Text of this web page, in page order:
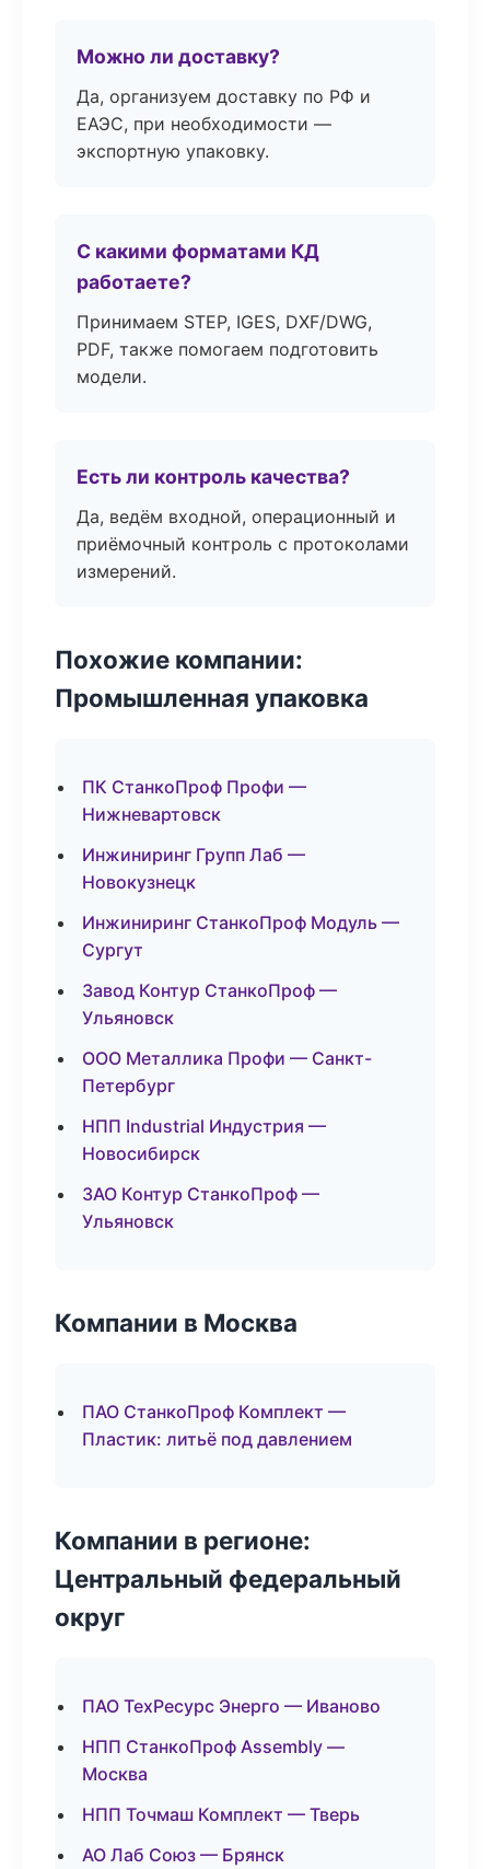
Можно ли доставку?
Да, организуем доставку по РФ и
ЕАЭС, при необходимости —
экспортную упаковку.
С какими форматами КД
работаете?
Принимаем STEP, IGES, DXF/DWG,
PDF, также помогаем подготовить
модели.
Есть ли контроль качества?
Да, ведём входной, операционный и
приёмочный контроль с протоколами
измерений.
Похожие компании:
Промышленная упаковка
ПК СтанкоПроф Профи —
Нижневартовск
Инжиниринг Групп Лаб —
Новокузнецк
Инжиниринг СтанкоПроф Модуль —
Сургут
Завод Контур СтанкоПроф —
Ульяновск
ООО Металлика Профи — Санкт-
Петербург
НПП Industrial Индустрия —
Новосибирск
ЗАО Контур СтанкоПроф —
Ульяновск
Компании в Москва
ПАО СтанкоПроф Комплект —
Пластик: литьё под давлением
Компании в регионе:
Центральный федеральный
округ
ПАО ТехРесурс Энерго — Иваново
НПП СтанкоПроф Assembly —
Москва
НПП Точмаш Комплект — Тверь
АО Лаб Союз — Брянск